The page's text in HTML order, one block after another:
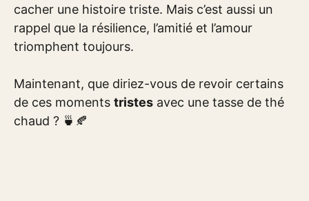
cacher une histoire triste. Mais c’est aussi un
rappel que la résilience, l’amitié et l’amour
triomphent toujours.
Maintenant, que diriez-vous de revoir certains
de ces moments tristes avec une tasse de thé
chaud ? 🍵🍂